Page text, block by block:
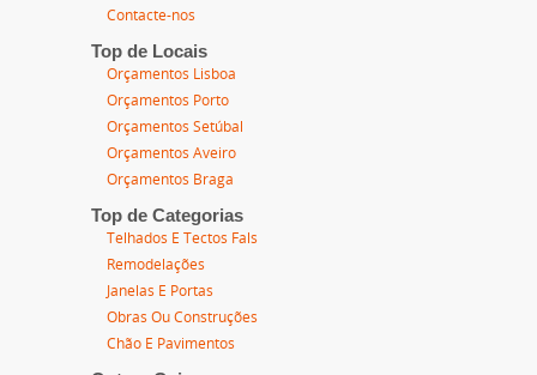
Contacte-nos
Top de Locais
Orçamentos Lisboa
Orçamentos Porto
Orçamentos Setúbal
Orçamentos Aveiro
Orçamentos Braga
Top de Categorias
Telhados E Tectos Fals
Remodelações
Janelas E Portas
Obras Ou Construções
Chão E Pavimentos